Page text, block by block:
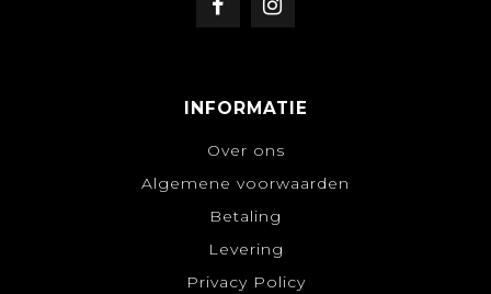
INFORMATIE
Over ons
Algemene voorwaarden
Betaling
Levering
Privacy Policy